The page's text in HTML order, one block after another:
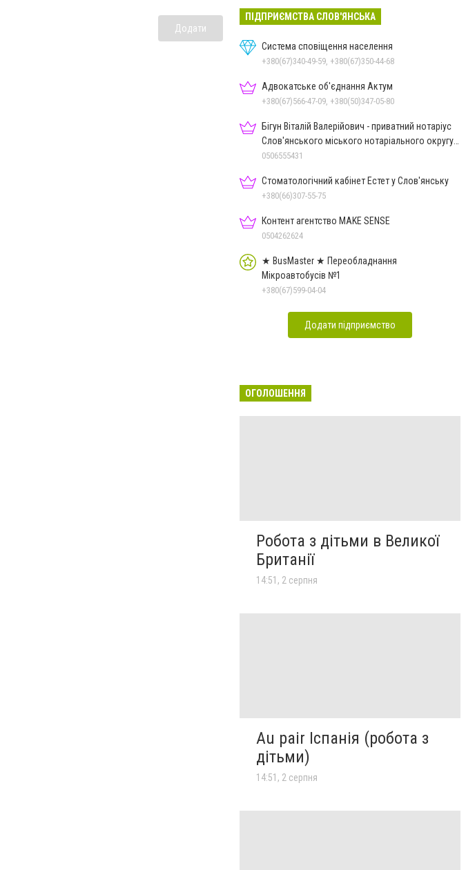
Додати
ПІДПРИЄМСТВА СЛОВ'ЯНСЬКА
Система сповіщення населення
+380(67)340-49-59, +380(67)350-44-68
Адвокатське об'єднання Актум
+380(67)566-47-09, +380(50)347-05-80
Бігун Віталій Валерійович - приватний нотаріус
Слов'янського міського нотаріального округу
Дон.обл.
0506555431
Стоматологічний кабінет Естет у Слов'янську
+380(66)307-55-75
Контент агентство MAKE SENSE
0504262624
★ BusMaster ★ Переобладнання
Мікроавтобусів №1
+380(67)599-04-04
Додати підприємство
ОГОЛОШЕННЯ
Робота з дітьми в Великої
Британії
14:51, 2 серпня
Au pair Іспанія (робота з
дітьми)
14:51, 2 серпня